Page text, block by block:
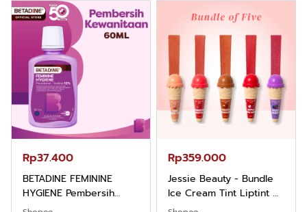
Rp37.400
BETADINE FEMININE
HYGIENE Pembersih
Kewanitaan 60ml
Rp359.000
Jessie Beauty - Bundle
Ice Cream Tint Liptint All
Variant